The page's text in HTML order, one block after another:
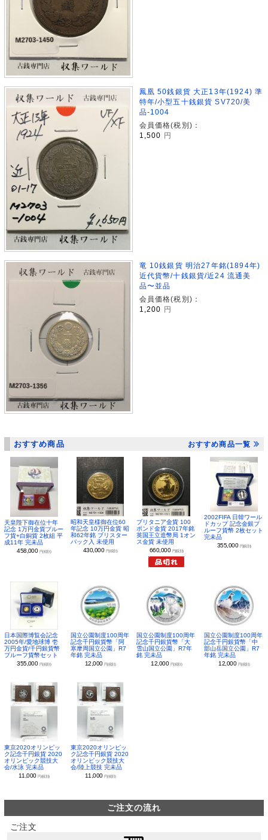
鳳凰 50銭銀貨 大正13年(1924) 準
特年/小型五十銭銀貨 SV720/美
品-1004
会員価格(税別)：
1,500 円
竜 10銭銀貨 明治27年銘(1894年)
近代貨幣/十銭銀貨/近24 流通美
品〜並品
会員価格(税別)：
1,200
円
おすすめ商品 おすすめ商品一覧
天皇陛下御在位十年
記念 1万円金貨プルー
フ貨+白銅貨 2枚組 平
成11年 完未品
458,000 円(税別)
昭和天皇様御在位60
年記念 10万円金貨 昭
和62年銘 ブリスター
パック入 未使用
430,000 円(税別)
ブリタニア金貨 100
ポンド金貨 2017年銘
英国王立造幣局 1オン
ス金貨 未使用
660,000 円(税別)
2002FIFA 日韓ワール
ドカップ 記念金銀プ
ルーフ貨幣 2枚セット
完未品
355,000 円(税別)
日本国際博覧会記念
2005年/愛地球博 壱
万円金貨/千円銀貨幣
プルーフ貨幣セット
355,000 円(税別)
国立公園制度100周年
記念千円銀貨幣「阿
寒摩周国立公園」R7
年銘 完未品
12,000 円(税別)
国立公園制度100周年
記念千円銀貨幣「大
雪山国立公園」R7年
銘 完未品
12,000 円(税別)
国立公園制度100周年
記念千円銀貨幣「中
部山岳国立公園」R7
年銘 完未品
12,000 円(税別)
東京2020オリンピッ
ク記念千円銀貨 2020
オリンピック競技大
会/水泳 完未品
11,000円(税別)
東京2020オリンピッ
ク記念千円銀貨 2020
オリンピック競技大
会/陸上競技 完未品
11,000 円(税別)
ご注文の流れ
ご注文